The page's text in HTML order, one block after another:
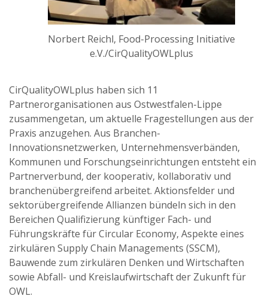
Norbert Reichl, Food-Processing Initiative
e.V./CirQualityOWLplus
CirQualityOWLplus haben sich 11
Partnerorganisationen aus Ostwestfalen-Lippe
zusammengetan, um aktuelle Fragestellungen aus der
Praxis anzugehen. Aus Branchen-
Innovationsnetzwerken, Unternehmensverbänden,
Kommunen und Forschungseinrichtungen entsteht ein
Partnerverbund, der kooperativ, kollaborativ und
branchenübergreifend arbeitet. Aktionsfelder und
sektorübergreifende Allianzen bündeln sich in den
Bereichen Qualifizierung künftiger Fach- und
Führungskräfte für Circular Economy, Aspekte eines
zirkulären Supply Chain Managements (SSCM),
Bauwende zum zirkulären Denken und Wirtschaften
sowie Abfall- und Kreislaufwirtschaft der Zukunft für
OWL.